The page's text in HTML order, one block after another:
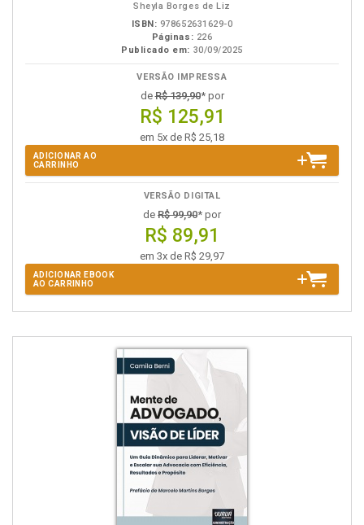
Sheyla Borges de Liz
ISBN: 978652631629-0
Páginas: 226
Publicado em: 30/09/2025
VERSÃO IMPRESSA
deR$ 139,90* por
R$ 125,91
em 5x de R$ 25,18
ADICIONAR AO
CARRINHO
VERSÃO DIGITAL
de R$ 99,90* por
R$ 89,91
em 3x de R$ 29,97
ADICIONAR EBOOK
AO CARRINHO